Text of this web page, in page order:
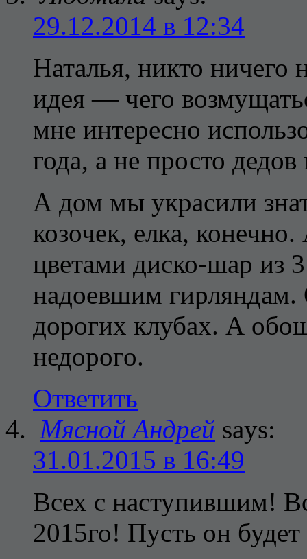
29.12.2014 в 12:34
Наталья, никто ничего
идея — чего
мне интересно
года, а не просто
А дом мы украсили
козочек, елка,
цветами диско-шар из
надоевшим гирляндам.
дорогих клубах. А
недорого.
Ответить
Мясной Андрей says:
31.01.2015 в 16:49
Всех с наступившим!
2015го! Пусть он